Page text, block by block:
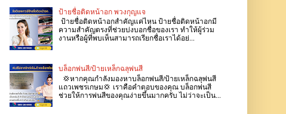
ป้ายชื่อติดหน้าอก พวงกุญแจ
ป้ายชื่อติดหน้าอกสำคัญแค่ไหน ป้ายชื่อติดหน้าอกมี
ความสำคัญตรงที่ช่วยบ่งบอกชื่อของเรา ทำให้ผู้ร่วม
งานหรือผู้ที่พบเห็นสามารถเรียกชื่อเราได้อย่...
บล็อกพ่นสี/ป้ายเหล็กฉลุพ่นสี
💢หากคุณกำลังมองหาบล็อกพ่นสี/ป้ายเหล็กฉลุพ่นสี
แถวเพชรเกษม💢 เราคือคำตอบของคุณ บล็อกพ่นสี
ช่วยให้การพ่นสีของคุณง่ายขึ้นมากครับ ไม่ว่าจะเป็น...